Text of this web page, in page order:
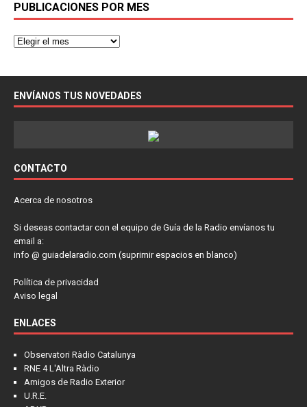
PUBLICACIONES POR MES
ENVÍANOS TUS NOVEDADES
CONTACTO
Acerca de nosotros
Si deseas contactar con el equipo de Guía de la Radio envíanos tu
email a:
info @ guiadelaradio.com (suprimir espacios en blanco)
Política de privacidad
Aviso legal
ENLACES
Observatori Ràdio Catalunya
RNE 4 L'Altra Ràdio
Amigos de Radio Exterior
U.R.E.